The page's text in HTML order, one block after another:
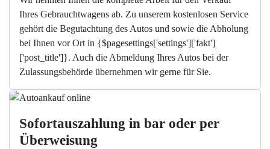
Ihres Gebrauchtwagens ab. Zu unserem kostenlosen Service
gehört die Begutachtung des Autos und sowie die Abholung
bei Ihnen vor Ort in {$pagesettings['settings']['fakt']
['post_title']}. Auch die Abmeldung Ihres Autos bei der
Zulassungsbehörde übernehmen wir gerne für Sie.
Sofortauszahlung in bar oder per
Überweisung